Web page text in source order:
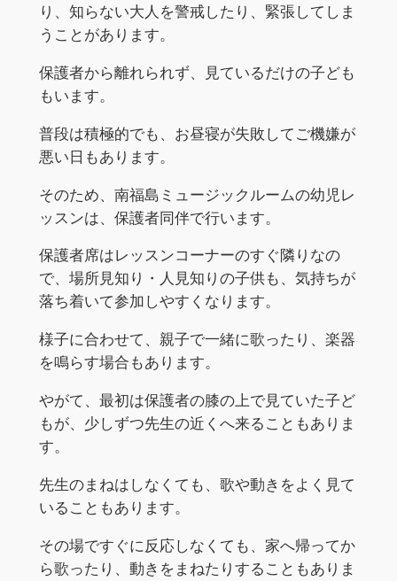
り、知らない大人を警戒したり、緊張してしま
うことがあります。
保護者から離れられず、見ているだけの子ども
もいます。
普段は積極的でも、お昼寝が失敗してご機嫌が
悪い日もあります。
そのため、南福島ミュージックルームの幼児レ
ッスンは、保護者同伴で行います。
保護者席はレッスンコーナーのすぐ隣りなの
で、場所見知り・人見知りの子供も、気持ちが
落ち着いて参加しやすくなります。
様子に合わせて、親子で一緒に歌ったり、楽器
を鳴らす場合もあります。
やがて、最初は保護者の膝の上で見ていた子ど
もが、少しずつ先生の近くへ来ることもありま
す。
先生のまねはしなくても、歌や動きをよく見て
いることもあります。
その場ですぐに反応しなくても、家へ帰ってか
ら歌ったり、動きをまねたりすることもありま